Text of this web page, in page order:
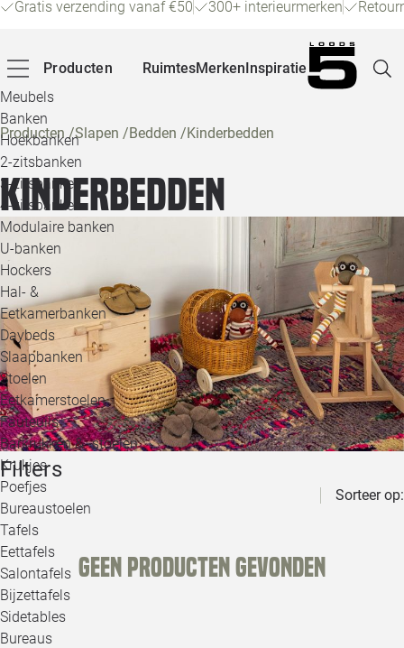
Gratis verzending vanaf €50 300+ interieurmerken
Producten
Meubels
Banken
Hoekbanken
2-zitsbanken
3-zitsbanken
4-zitsbanken
Modulaire banken
U-banken
Hockers
Hal- &
Eetkamerbanken
Daybeds
Slaapbanken
Stoelen
Eetkamerstoelen
Fauteuils
Barkrukken & -stoelen
Krukjes
Poefjes
Bureaustoelen
Tafels
Eettafels
Salontafels
Bijzettafels
Sidetables
Bureaus
RuimtesMerkenInspiratie
Producten/Slapen /Bedden /Kinderbedden
Kinderbedden
Filters
Sorteer op:
Geen producten gevonden